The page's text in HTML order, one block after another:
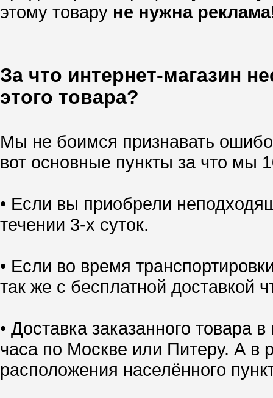
этому товару не нужна
За что интернет-магазин
этого товара?
Мы не боимся признавать
вот основные пункты за что мы
• Если вы приобрели
течении 3-х суток.
• Если во время
так же с бесплатной доставкой
• Доставка заказанного товара
часа по Москве или Питеру. А в
расположения населённого